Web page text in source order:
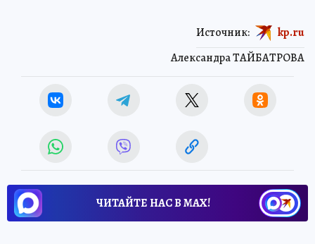
Александра ТАЙБАТРОВА
Источник: kp.ru
ЧИТАЙТЕ НАС В МАХ!